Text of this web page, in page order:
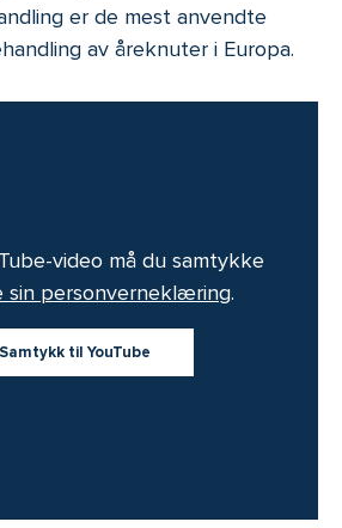
er de mest anvendte
av åreknuter i Europa.
video må du samtykke
sin personverneklæring.
Samtykk til YouTube